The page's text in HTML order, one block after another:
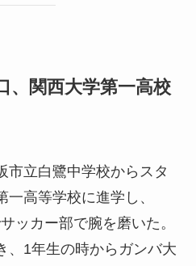
、関西大学第一高校
市立白鷺中学校からスタ
高等学校に進学し、
ッカー部で腕を磨いた。
、1年生の時からガンバ大